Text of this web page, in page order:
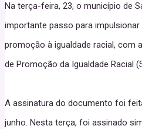
Na terça-feira, 23, o município de
importante passo para
promoção à igualdade racial, com
de Promoção da Igualdade Racial
A assinatura do documento foi
junho. Nesta terça, foi assinado